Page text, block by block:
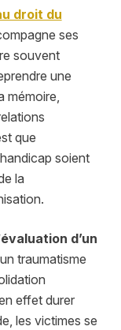
droit du
ses
souvent
une
mémoire,
que
soient
la
évaluation d’un
traumatisme
effet durer
les victimes se